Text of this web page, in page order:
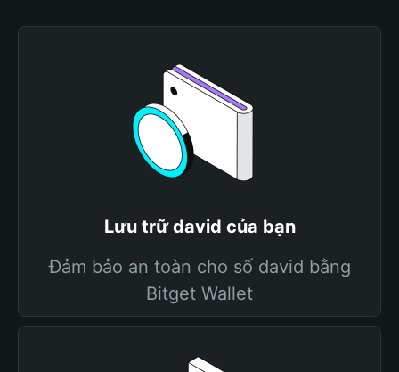
Lưu trữ david của bạn
Đảm bảo an toàn cho số david bằng
Bitget Wallet